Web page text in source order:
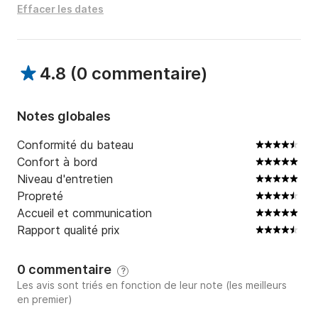
Effacer les dates
4.8 (0 commentaire)
Notes globales
Conformité du bateau
Confort à bord
Niveau d'entretien
Propreté
Accueil et communication
Rapport qualité prix
0 commentaire ?
Les avis sont triés en fonction de leur note (les meilleurs
en premier)